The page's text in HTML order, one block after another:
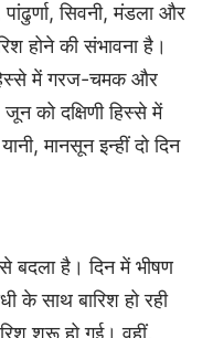
सिवनी, मंडला और
होने की संभावना है।
में गरज-चमक और
को दक्षिणी हिस्से में
मानसून इन्हीं दो दिन
बदला है। दिन में भीषण
के साथ बारिश हो रही
शुरू हो गई। वहीं,